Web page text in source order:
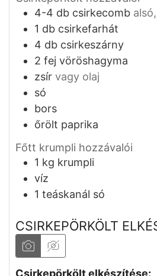
4-4 db csirkecomb
1 db csirkefarhát
4 db csirkeszárny
2 fej vöröshagyma
zsír vagy olaj
só
bors
őrölt paprika
Főtt krumpli hozzávalói
1 kg krumpli
víz
1 teáskanál só
CSIRKEPÖRKÖLT
Csirkepörkölt elkészítése: